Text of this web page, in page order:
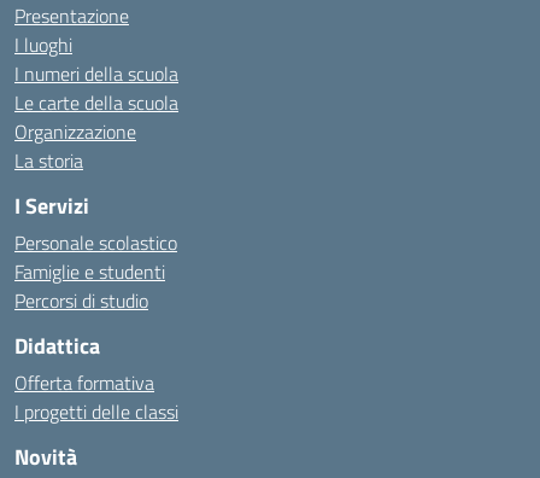
Presentazione
I luoghi
I numeri della scuola
Le carte della scuola
Organizzazione
La storia
I Servizi
Personale scolastico
Famiglie e studenti
Percorsi di studio
Didattica
Offerta formativa
I progetti delle classi
Novità